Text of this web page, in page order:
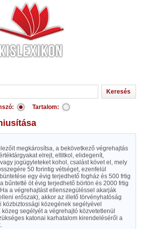
Tartalom:
megkárosítsa, a bekövetkező végrehajtás
elrejt, eltitkol, elidegenít,
jogügyleteket kohol, csalást követ el, mely
50 forintig vétséget, ezenfelül
egy évig terjedhető fogház és 500 frtig
bűntetté öt évig terjedhető börtön és 2000 frtig
a végrehajtást ellenszegüléssel akarják
erőszak), akkor az illető törvényhatóság
közegének segélyével
segélyét a végrehajtó közvetetlenül
katonai karhatalom kirendeléséről a